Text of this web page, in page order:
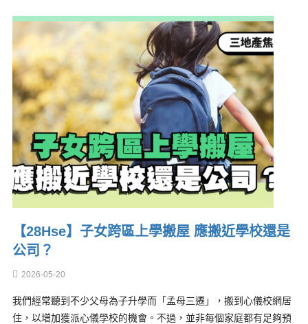
【28Hse】子女跨區上學搬屋 應搬近學校還是
公司？
2026-05-20
我們經常聽到不少父母為子升學而「孟母三遷」，搬到心儀校網居
住，以增加獲派心儀學校的機會。不過，並非每個家庭都有足夠預